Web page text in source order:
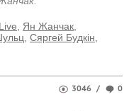
, Ян Жанчак,
, Сяргей Будкін,
3046 / 0